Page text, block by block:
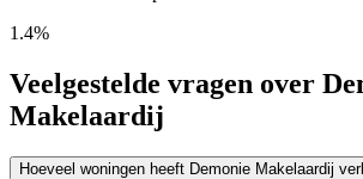
1.4%
Veelgestelde vragen over
Makelaardij
Hoeveel woningen heeft Demonie Makelaardij